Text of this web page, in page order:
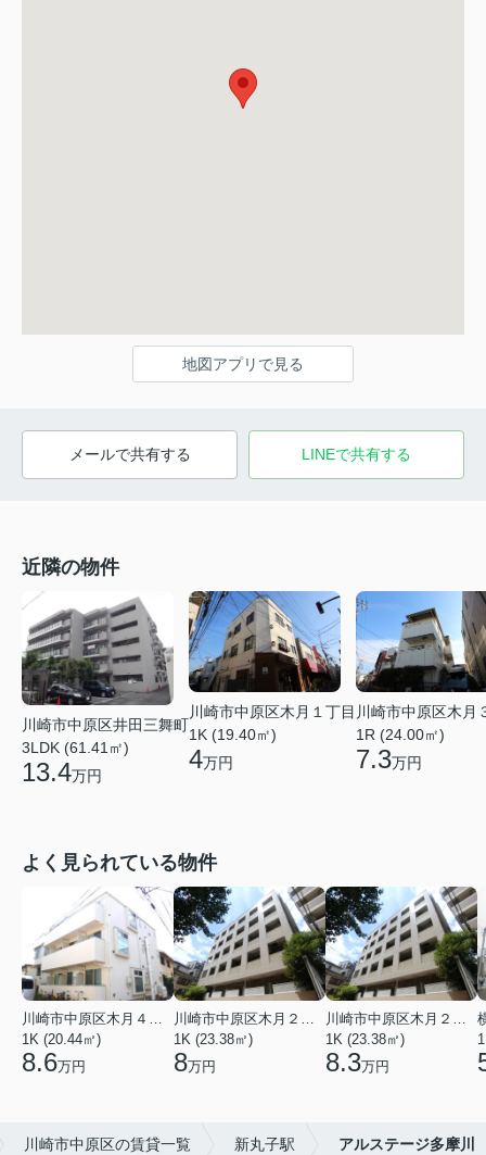
地図アプリで見る
メールで共有する LINEで共有する
近隣の物件
川崎市中原区井田三舞町
3LDK (61.41㎡)
13.4万円
川崎市中原区木月１丁目
1K (19.40㎡)
4万円
川崎市中原区木月
1R (24.00㎡)
7.3万円
よく見られている物件
川崎市中原区木月４丁目
1K (20.44㎡)
8.6万円
川崎市中原区木月２丁目
1K (23.38㎡)
8万円
川崎市中原区木月２丁目
1K (23.38㎡)
8.3万円
川崎市中原区の賃貸一覧 新丸子駅 アルステージ多摩川